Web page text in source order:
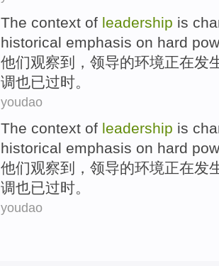
The context of leadership is
historical emphasis on hard
他们观察到 ， 领导的环境正在发
调也已过时。
youdao
The context of leadership is
historical emphasis on hard
他们观察到 ， 领导的环境正在发
调也已过时。
youdao